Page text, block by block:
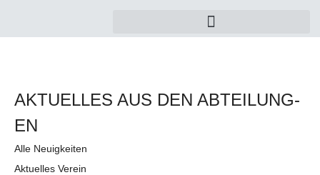
AKTUELLES AUS DEN AB­TEI­LUNG­
EN
Alle Neuigkeiten
Aktuelles Verein